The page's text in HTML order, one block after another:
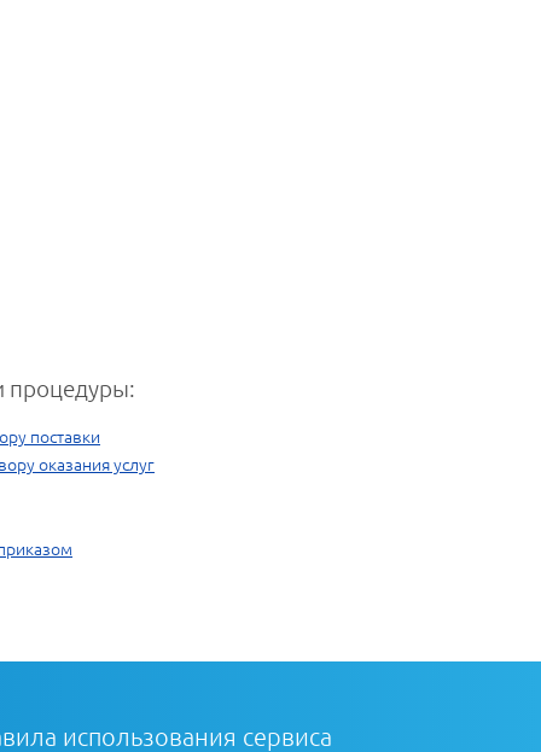
процедуры:
поставки
оказания услуг
использования сервиса